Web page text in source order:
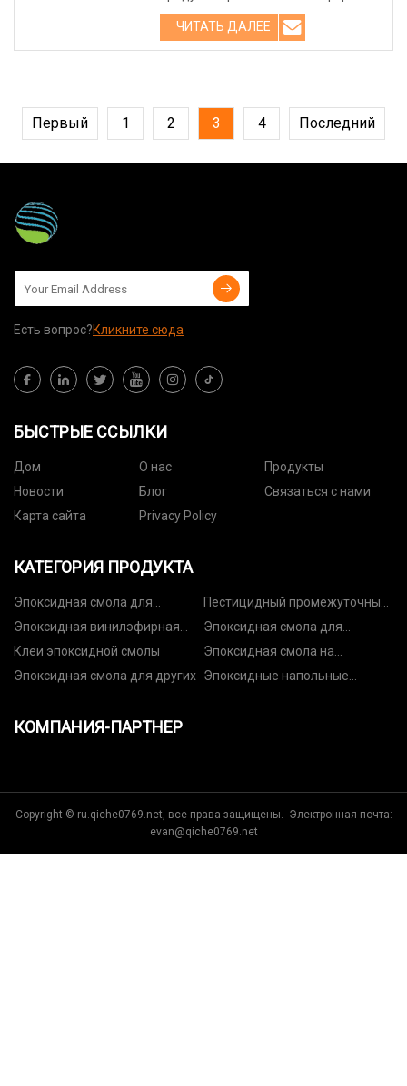
смолы -25°C, LVT 4#6 об/мин. Ср
ЧИТАТЬ ДАЛЕЕ
Первый 1 2 3 4 Последний
Есть вопрос?Кликните сюда
БЫСТРЫЕ ССЫЛКИ
Дом О нас
Продукты
Новости
Блог
Связаться с нами
Карта сайта
Privacy Policy
КАТЕГОРИЯ ПРОДУКТА
Эпоксидная смола для
электроники
Пестицидный промежуточный
продукт
Эпоксидная винилэфирная
смола
Эпоксидная смола для
покрытия
Клеи эпоксидной смолы
Эпоксидная смола на
ветроэнергетике
Эпоксидная смола для других Эпоксидные напольные
КОМПАНИЯ-ПАРТНЕР
Copyright © ru.qiche0769.net, все права защищены. Электронная почта:
evan@qiche0769.net